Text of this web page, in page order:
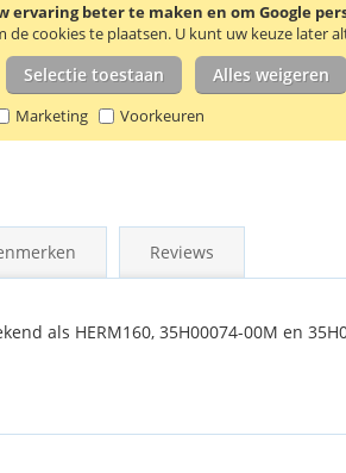
ervaring beter te maken en om Google
de cookies te plaatsen. U kunt uw keuze later
Selectie toestaan Alles weigeren
Marketing Voorkeuren
Reviews
als HERM160, 35H00074-00M en